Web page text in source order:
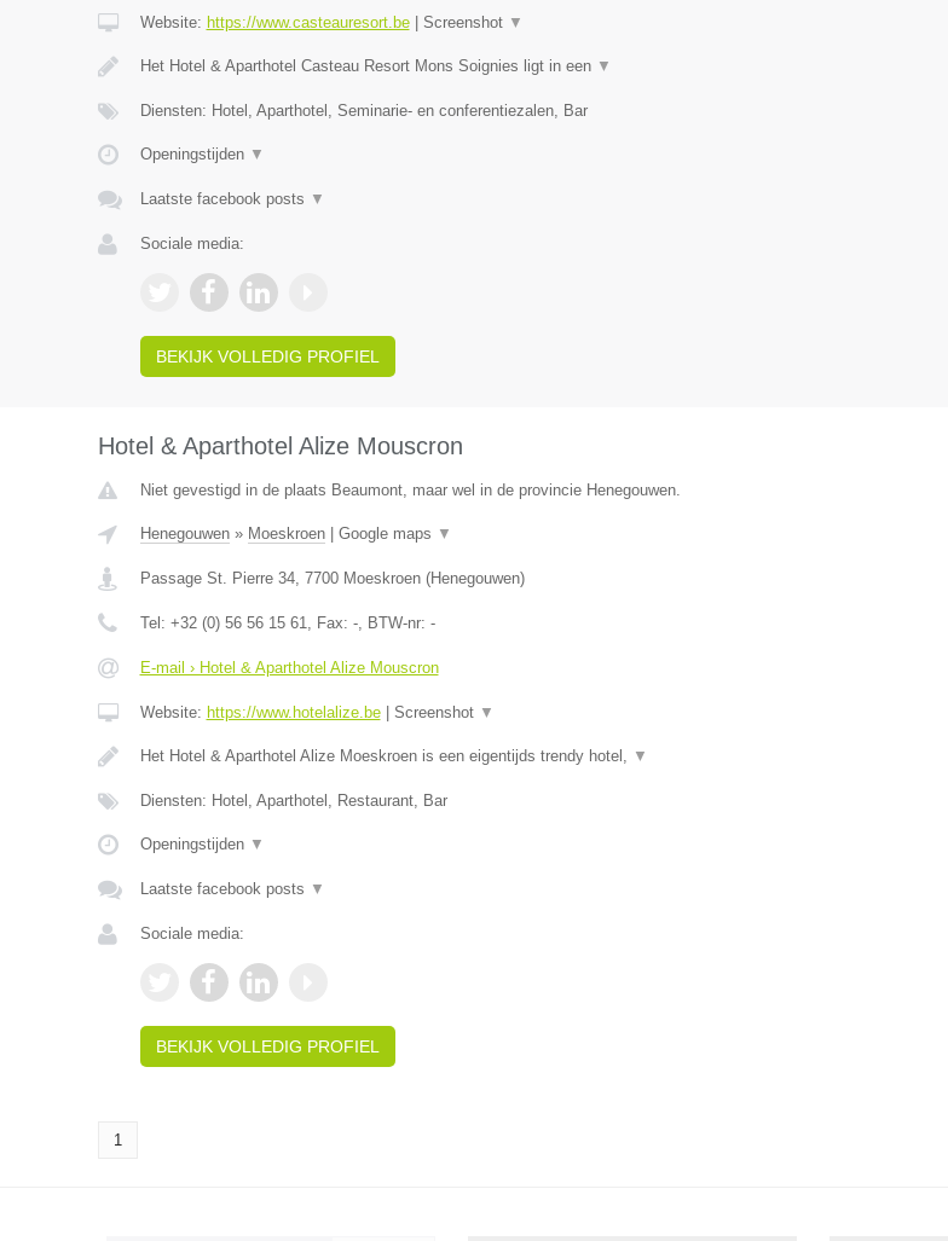
Website: https://www.casteauresort.be| Screenshot ▼
Het Hotel & Aparthotel Casteau Resort Mons Soignies ligt in een ▼
Diensten: Hotel, Aparthotel, Seminarie- en conferentiezalen, Bar
Openingstijden ▼
Laatste facebook posts ▼
Sociale media:
BEKIJK VOLLEDIG PROFIEL
Hotel & Aparthotel Alize Mouscron
Niet gevestigd in de plaats Beaumont, maar wel in de provincie Henegouwen.
Henegouwen» Moeskroen| Google maps ▼
Passage St. Pierre 34, 7700 Moeskroen(Henegouwen)
Tel: +32 (0) 56 56 15 61, Fax: -, BTW-nr: -
E-mail › Hotel & Aparthotel Alize Mouscron
Website: https://www.hotelalize.be| Screenshot ▼
Het Hotel & Aparthotel Alize Moeskroen is een eigentijds trendy hotel, ▼
Diensten: Hotel, Aparthotel, Restaurant, Bar
Openingstijden ▼
Laatste facebook posts ▼
Sociale media:
BEKIJK VOLLEDIG PROFIEL
1